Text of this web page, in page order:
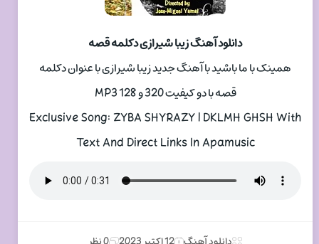
دانلود آهنگ زیبا شیرازی دکلمه قصه
همینک با ما باشید با آهنگ جدید زیبا شیرازی با عنوان دکلمه
قصه با دو کیفیت 320 و 128 MP3
Exclusive Song: ZYBA SHYRAZY | DKLMH GHSH With
Text And Direct Links In Apamusic